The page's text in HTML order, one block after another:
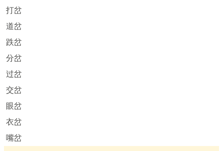
打岔
道岔
跌岔
分岔
过岔
交岔
眼岔
衣岔
嘴岔